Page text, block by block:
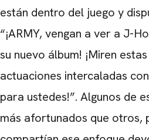
están dentro del juego y
“¡ARMY, vengan a ver a J-
su nuevo álbum! ¡Miren
actuaciones intercaladas
para ustedes!”. Algunos de
más afortunados que otros,